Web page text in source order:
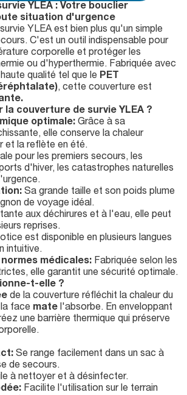
YLEA : Votre bouclier
situation d'urgence
YLEA est bien plus qu'un simple
C'est un outil indispensable pour
corporelle et protéger les
ou d'hyperthermie. Fabriquée avec
qualité tel que le PET
, cette couverture est
la couverture de survie YLEA ?
optimale: Grâce à sa
elle conserve la chaleur
et la reflète en été.
pour les premiers secours, les
d'hiver, les catastrophes naturelles
Sa grande taille et son poids plume
de voyage idéal.
aux déchirures et à l'eau, elle peut
reprises.
est disponible en plusieurs langues
intuitive.
médicales: Fabriquée selon les
elle garantit une sécurité optimale.
t-elle ?
de la couverture réfléchit la chaleur du
face mate l'absorbe. En enveloppant
une barrière thermique qui préserve
Se range facilement dans un sac à
de secours.
à nettoyer et à désinfecter.
Facilite l'utilisation sur le terrain